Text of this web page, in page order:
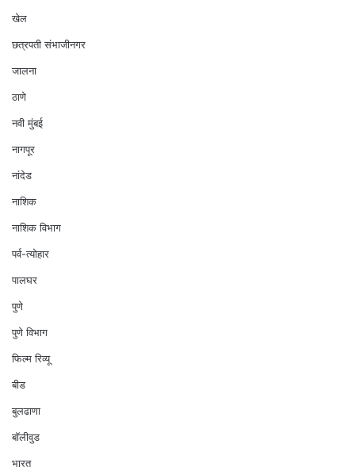
खेल
छत्रपती संभाजीनगर
जालना
ठाणे
नवी मुंबई
नागपूर
नांदेड
नाशिक
नाशिक विभाग
पर्व-त्योहार
पालघर
पुणे
पुणे विभाग
फिल्म रिव्यू
बीड
बुलढाणा
बॉलीवुड
भारत